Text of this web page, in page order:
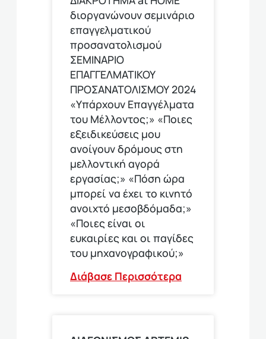
διοργανώνουν σεμινάριο
επαγγελματικού
προσανατολισμού
ΣΕΜΙΝΑΡΙΟ
ΕΠΑΓΓΕΛΜΑΤΙΚΟΥ
ΠΡΟΣΑΝΑΤΟΛΙΣΜΟΥ 2024
«Υπάρχουν Επαγγέλματα
του Μέλλοντος;» «Ποιες
εξειδικεύσεις μου
ανοίγουν δρόμους στη
μελλοντική αγορά
εργασίας;» «Πόση ώρα
μπορεί να έχει το κινητό
ανοιχτό μεσοβδόμαδα;»
«Ποιες είναι οι
ευκαιρίες και οι παγίδες
του μηχανογραφικού;»
Διάβασε Περισσότερα